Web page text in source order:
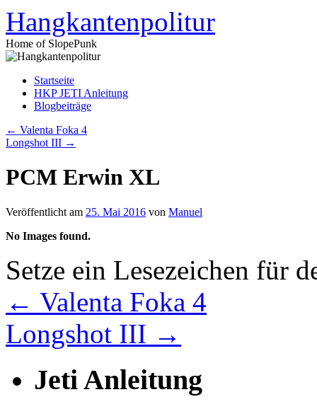
Zum
Inhalt
springen
Hangkantenpolitur
Home of SlopePunk
Startseite
HKP JETI Anleitung
Blogbeiträge
← Valenta Foka 4
Longshot III →
PCM Erwin XL
Veröffentlicht am 25. Mai 2016 von Manuel
No Images found.
Setze ein Lesezeichen für
← Valenta Foka 4
Longshot III →
Jeti Anleitung